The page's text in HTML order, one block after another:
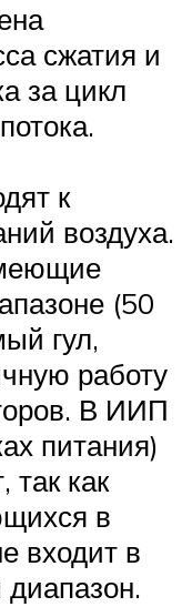
сжатия и
за цикл
к
воздуха.
(50
гул,
работу
В ИИП
питания)
так как
в
входит в